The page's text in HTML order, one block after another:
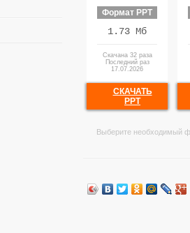
Формат PPT
1.73 Мб
Скачана 32 раза
Последний раз
17.07.2026
СКАЧАТЬ
PPT
Выберите необходимый